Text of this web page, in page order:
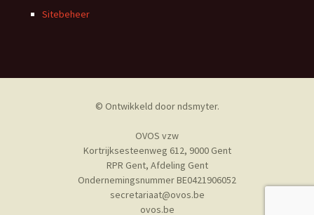
Sitebeheer
© Ontwikkeld doorndsmyter.
OVOS vzw
Kortrijksesteenweg 612, 9000 Gent
RPR Gent, Afdeling Gent
Ondernemingsnummer BE0421906052
secretariaat@ovos.be
ovos.be